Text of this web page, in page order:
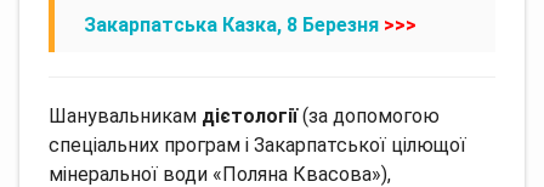
Закарпатська Казка, 8 Березня >>>
Шанувальникам дієтології(за допомогою
спеціальних програм і Закарпатської цілющої
мінеральної води «Поляна Квасова»),